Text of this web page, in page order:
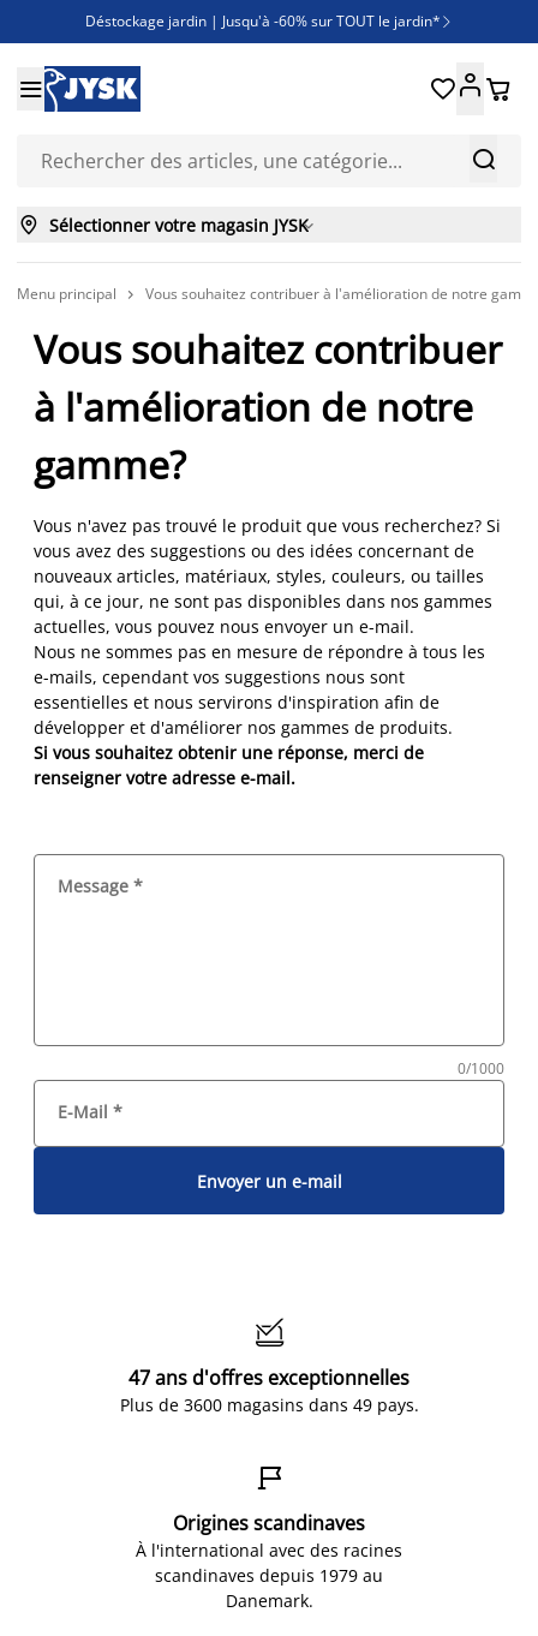
Déstockage jardin | Jusqu'à -60% sur TOUT le jardin* 
Jusqu'à -50% sur une sélection literie
Découvrez les nouveautés de la collection


 
 Sélectionner votre magasin JYSK
Menu principal  Vous souhaitez contribuer à l'amélioration de notre
Vous souhaitez contribuer
à l'amélioration de notre
gamme?
Vous n'avez pas trouvé le produit que vous recherchez? Si
vous avez des suggestions ou des idées concernant de
nouveaux articles, matériaux, styles, couleurs, ou tailles
qui, à ce jour, ne sont pas disponibles dans nos gammes
actuelles, vous pouvez nous envoyer un e-mail.
Nous ne sommes pas en mesure de répondre à tous les
e-mails, cependant vos suggestions nous sont
essentielles et nous servirons d'inspiration afin de
développer et d'améliorer nos gammes de produits.
Si vous souhaitez obtenir une réponse, merci de
renseigner votre adresse e-mail.
0/1000
Message *
E-Mail *
Envoyer un e-mail

47 ans d'offres exceptionnelles
Plus de 3600 magasins dans 49 pays.

Origines scandinaves
À l'international avec des racines
scandinaves depuis 1979 au
Danemark.